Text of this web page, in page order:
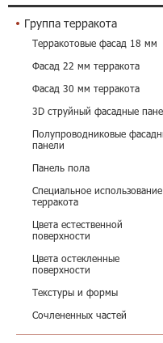
Группа терракота
Терракотовые фасад 18 мм
Фасад 22 мм терракота
Фасад 30 мм терракота
3D струйный фасадные
Полупроводниковые
панели
Панель пола
Специальное использование
терракота
Цвета естественной
поверхности
Цвета остекленные
поверхности
Текстуры и формы
Сочлененных частей